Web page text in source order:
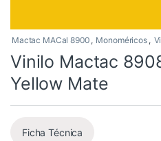
Mactac MACal 8900 , Monoméricos ,
Vinilo Mactac
Yellow Mate
Ficha Técnica